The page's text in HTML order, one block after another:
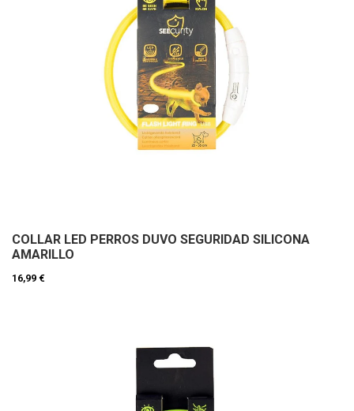
COLLAR LED PERROS DUVO SEGURIDAD SILICONA
AMARILLO
16,99 €